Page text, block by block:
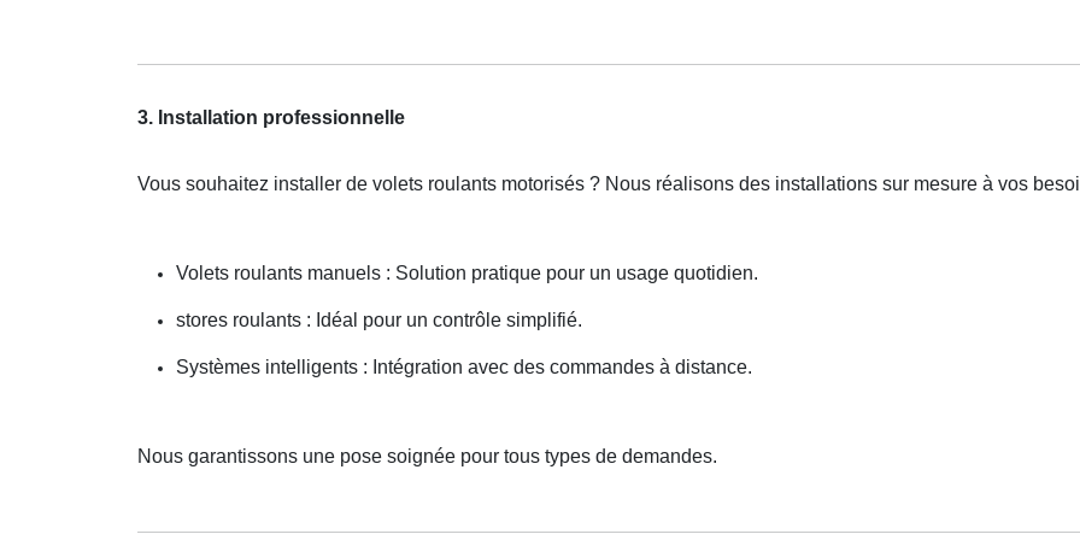
3. Installation professionnelle
Vous souhaitez installer de volets roulants motorisés ? Nous réalisons des installations sur mesure à vos
Volets roulants manuels : Solution pratique pour un usage quotidien.
stores roulants : Idéal pour un contrôle simplifié.
Systèmes intelligents : Intégration avec des commandes à distance.
Nous garantissons une pose soignée pour tous types de demandes.